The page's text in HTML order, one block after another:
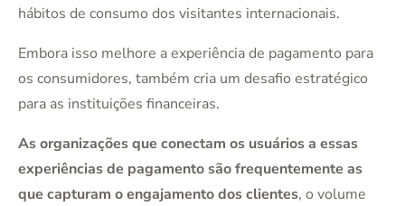
hábitos de consumo dos visitantes internacionais.
Embora isso melhore a experiência de pagamento para
os consumidores, também cria um desafio estratégico
para as instituições financeiras.
As organizações que conectam os usuários a essas
experiências de pagamento são frequentemente as
que capturam o engajamento dos clientes, o volume